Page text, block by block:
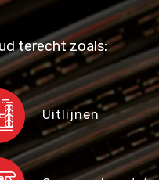
terecht zoals:
Uitlijnen